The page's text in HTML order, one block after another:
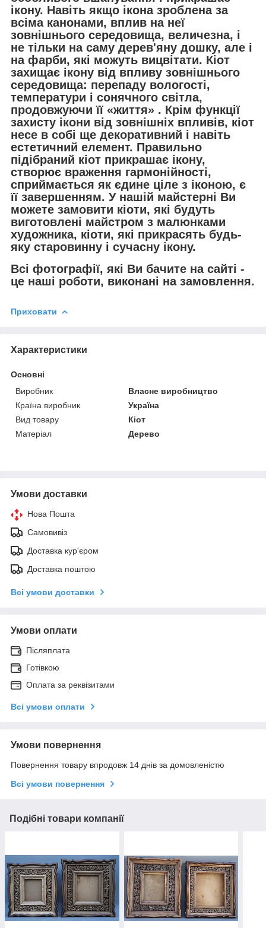
ікону. Навіть якщо ікона зроблена за
всіма канонами, вплив на неї
зовнішнього середовища, величезна, і
не тільки на саму дерев'яну дошку, але і
на фарби, які можуть вицвітати. Кіот
захищає ікону від впливу зовнішнього
середовища: перепаду вологості,
температури і сонячного світла,
продовжуючи її «життя» . Крім функції
захисту ікони від зовнішніх впливів, кіот
несе в собі ще декоративний і навіть
естетичний елемент. Правильно
підібраний кіот прикрашає ікону,
створює враження гармонійності,
сприймається як єдине ціле з іконою, є
її завершенням. У нашій майстерні Ви
можете замовити кіоти, які будуть
виготовлені майстром з малюнками
художника, кіоти, які прикрасять будь-
яку старовинну і сучасну ікону.
Всі фотографії, які Ви бачите на сайті -
це наші роботи, виконані на замовлення.
Приховати
Характеристики
Основні
Виробник
Власне виробництво
Країна виробник
Україна
Вид товару
Кіот
Матеріал
Дерево
Умови доставки
Нова Пошта
Самовивіз
Доставка кур'єром
Доставка поштою
Всі умови доставки
Умови оплати
Післяплата
Готівкою
Оплата за реквізитами
Всі умови оплати
Умови повернення
Повернення товару впродовж 14 днів за домовленістю
Всі умови повернення
Подібні товари компанії